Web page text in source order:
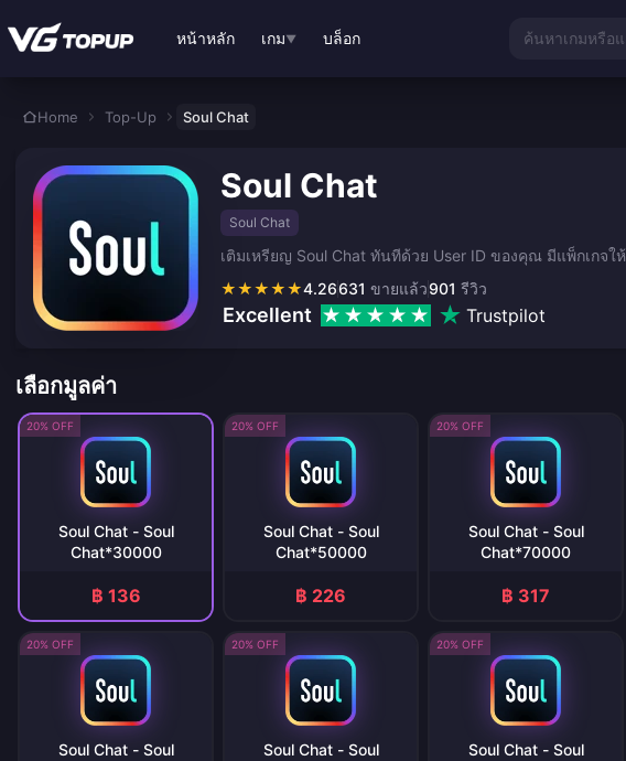
หน้าหลัก เกม▼ บล็อก ค้นหาเกมหรือ
Home Top-Up Soul Chat
Soul Chat
Soul Chat
เติมเหรียญ Soul Chat ทันทีด้วย User ID ของคุณ มีแพ็กเกจ
★★★★★4.26 901 รีวิว
631 ขายแล้ว
Excellent Trustpilot
เลือกมูลค่า
20% OFF
Soul Chat - Soul
Chat*30000
฿ 136
20% OFF
Soul Chat - Soul
Chat*50000
฿ 226
20% OFF
Soul Chat - Soul
Chat*70000
฿ 317
20% OFF
Soul Chat - Soul
20% OFF
Soul Chat - Soul
20% OFF
Soul Chat - Soul